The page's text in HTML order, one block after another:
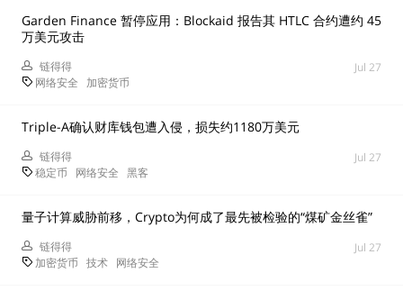
Garden Finance 暂停应用：Blockaid 报告其 HTLC 合约遭约 45
万美元攻击
链得得
Jul 27
网络安全
加密货币
Triple-A确认财库钱包遭入侵，损失约1180万美元
链得得
Jul 27
稳定币
网络安全 黑客
量子计算威胁前移，Crypto为何成了最先被检验的“煤矿金丝雀”
链得得
Jul 27
加密货币 技术 网络安全